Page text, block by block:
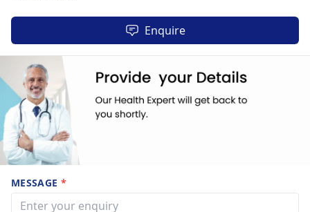
Enquire
MESSAGE *